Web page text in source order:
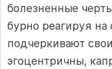
болезненные
бурно реагируя
подчеркивают
эгоцентричны,